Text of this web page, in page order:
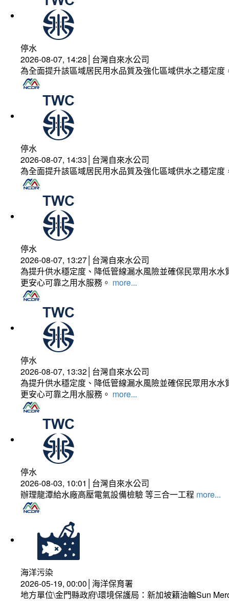
停水
2026-08-07, 14:28│台灣自來水公司
為全面提升該區域居民用水品質及強化區域供水之穩定
停水
2026-08-07, 14:33│台灣自來水公司
為全面提升該區域居民用水品質及強化區域供水之穩定
停水
2026-08-07, 13:27│台灣自來水公司
為提升供水穩定度、降低管線漏水風險並確保民眾用水
更安心可靠之用水服務。 more...
停水
2026-08-07, 13:32│台灣自來水公司
為提升供水穩定度、降低管線漏水風險並確保民眾用水
更安心可靠之用水服務。 more...
停水
2026-08-03, 10:01│台灣自來水公司
辦理龍潭給水廠高壓電氣設備檢驗 等三合一工程 more...
海洋污染
2026-05-19, 00:00│海洋保育署
地方單位\金門縣政府\環境保護局：新加坡籍油輪Sun